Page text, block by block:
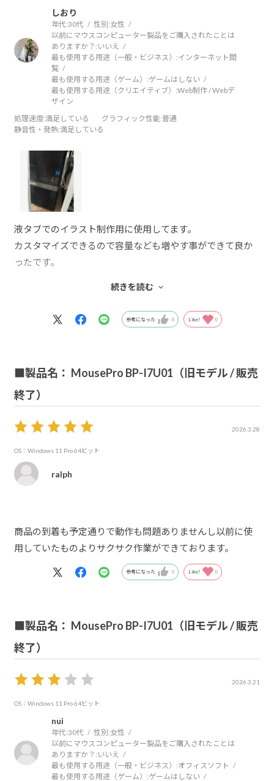
しおり
年代:30代 性別:女性
以前にマウスコンピューター製品をご購入されたことは
ありますか？: いいえ
最も使用する用途（一般・ビジネス）:インターネット閲
覧
最も使用する用途（ゲーム）:ゲームはしない
最も使用する用途（クリエイティブ）:Web制作 / Webデ
ザイン
処理速度:満足している グラフィック性能:普通
静音性・発熱:満足している
液タブでのイラスト制作用に使用してます。
カスタマイズできるので容量なども増やす事ができて良か
ったです。
音も静かで今のところ不便はありません。
続きを読む
参考になった 0 Like! 0
■製品名： MousePro BP-I7U01（旧モデル / 販売
終了）
2026.3.28
OS：Windows 11 Pro 64ビット
ralph
商品の到着も予定通りで動作も問題ありませんし以前に使
用していたものよりサクサク作業ができております。
参考になった 0 Like! 0
■製品名： MousePro BP-I7U01（旧モデル / 販売
終了）
2026.3.21
OS：Windows 11 Pro 64ビット
nui
年代:30代 性別:女性
以前にマウスコンピューター製品をご購入されたことは
ありますか？: いいえ
最も使用する用途（一般・ビジネス）:オフィスソフト
最も使用する用途（ゲーム）:ゲームはしない